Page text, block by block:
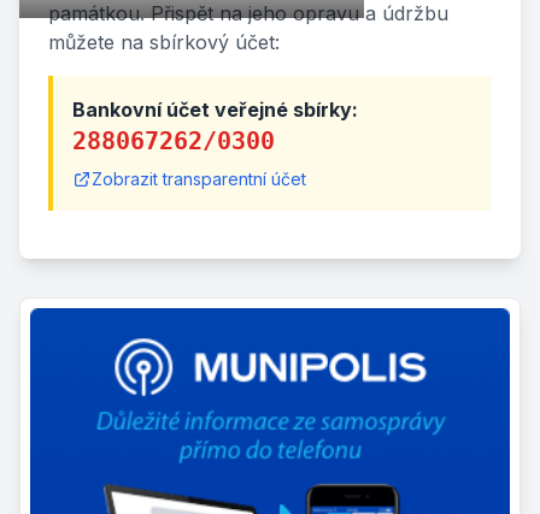
památkou. Přispět na jeho opravu a údržbu
můžete na sbírkový účet:
Bankovní účet veřejné sbírky:
288067262/0300
Zobrazit transparentní účet